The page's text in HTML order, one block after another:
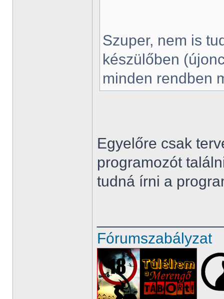
Szuper, nem is
készülőben
minden rendben
Egyelőre csak
programozót
tudná írni a
Fórumszabályzat